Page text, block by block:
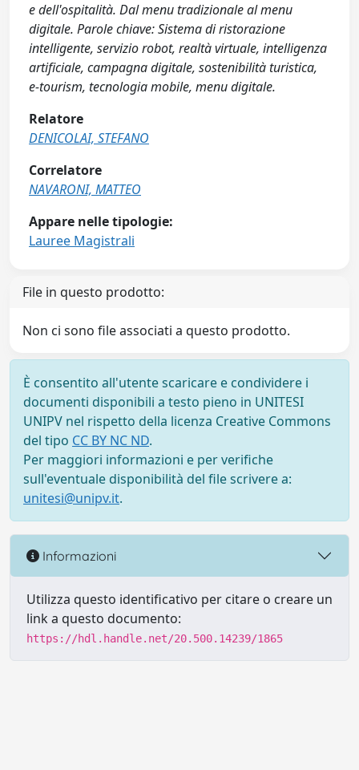
e dell'ospitalità. Dal menu tradizionale al menu
digitale. Parole chiave: Sistema di ristorazione
intelligente, servizio robot, realtà virtuale, intelligenza
artificiale, campagna digitale, sostenibilità turistica,
e-tourism, tecnologia mobile, menu digitale.
Relatore
DENICOLAI, STEFANO
Correlatore
NAVARONI, MATTEO
Appare nelle tipologie:
Lauree Magistrali
File in questo prodotto:
Non ci sono file associati a questo prodotto.
È consentito all'utente scaricare e condividere i
documenti disponibili a testo pieno in UNITESI
UNIPV nel rispetto della licenza Creative Commons
del tipo CC BY NC ND.
Per maggiori informazioni e per verifiche
sull'eventuale disponibilità del file scrivere a:
unitesi@unipv.it.
Informazioni
Utilizza questo identificativo per citare o creare un
link a questo documento:
https://hdl.handle.net/20.500.14239/1865